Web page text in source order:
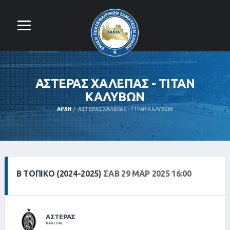
ΑΣΤΕΡΑΣ ΧΑΛΕΠΑΣ - ΤΙΤΑΝ
ΚΑΛΥΒΩΝ
ΑΡΧΉ ΑΣΤΕΡΑΣ ΧΑΛΕΠΑΣ - ΤΙΤΑΝ ΚΑΛΥΒΩΝ
Β ΤΟΠΙΚΌ (2024-2025) ΣΑΒ 29 ΜΑΡ 2025 16:00
ΑΣΤΕΡΑΣ
ΧΑΛΕΠΑΣ